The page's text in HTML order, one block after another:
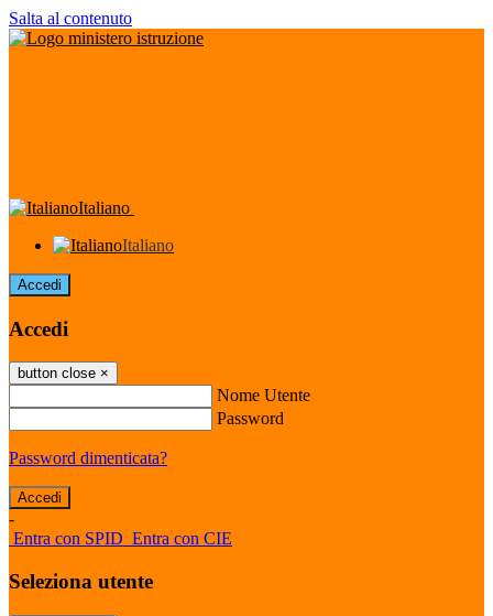
Salta al contenuto
Italiano
Italiano
Accedi
Accedi
button close ×
Nome Utente
Password
Password dimenticata?
-
Entra con SPID Entra con CIE
Seleziona utente